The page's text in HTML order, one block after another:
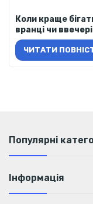
Коли краще
вранці чи
ЧИТАТИ
Популярні
Інформація